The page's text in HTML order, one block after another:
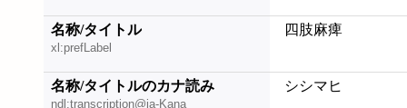
名称/タイトル
xl:prefLabel
四肢麻痺
名称/タイトルのカナ読み
ndl:transcription@ja-Kana
シシマヒ